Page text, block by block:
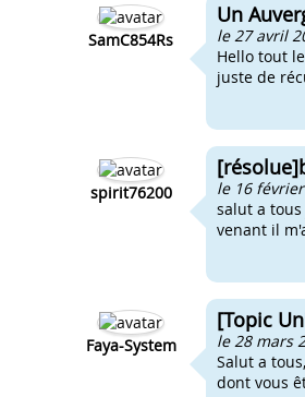
SamC854Rs
Un
le 27 avril
Hello tout
juste de
spirit76200
le 16
salut a
venant il
Faya-System
[Topic
le 28 mars
Salut a
dont vous